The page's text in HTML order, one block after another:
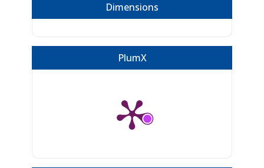
Dimensions
PlumX